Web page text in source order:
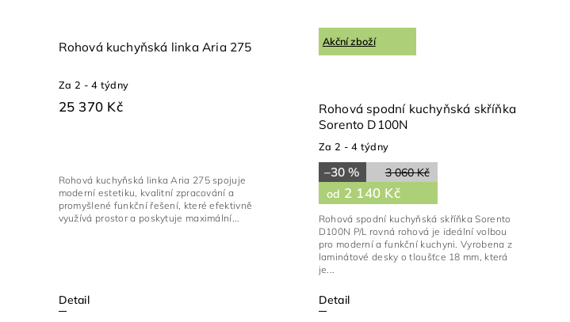
Rohová kuchyňská linka Aria 275
Za 2 - 4 týdny
25 370 Kč
Detail
Rohová kuchyňská linka Aria 275 spojuje
moderní estetiku, kvalitní zpracování a
promyšlené funkční řešení, které efektivně
využívá prostor a poskytuje maximální...
Akční zboží
Rohová spodní kuchyňská skříňka
Sorento D100N
Za 2 - 4 týdny
3 060 Kč
–30 %
od 2 140 Kč
Detail
Rohová spodní kuchyňská skříňka Sorento
D100N P/L rovná rohová je ideální volbou
pro moderní a funkční kuchyni. Vyrobena z
laminátové desky o tloušťce 18 mm, která
je...